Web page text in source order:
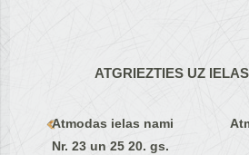
ATGRIEZTIES UZ
Atmodas ielas nami
Nr. 23 un 25 20. gs.